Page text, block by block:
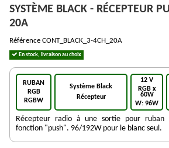
SYSTÈME BLACK - RÉCEPTEUR
20A
Référence CONT_BLACK_3-4CH_20A
En stock, livraison au choix
RUBAN
RGB
RGBW
Système Black
Récepteur
12 V
RGB x
60W
W: 96W
Récepteur radio à une sortie pour ruban
fonction "push". 96/192W pour le blanc seul.